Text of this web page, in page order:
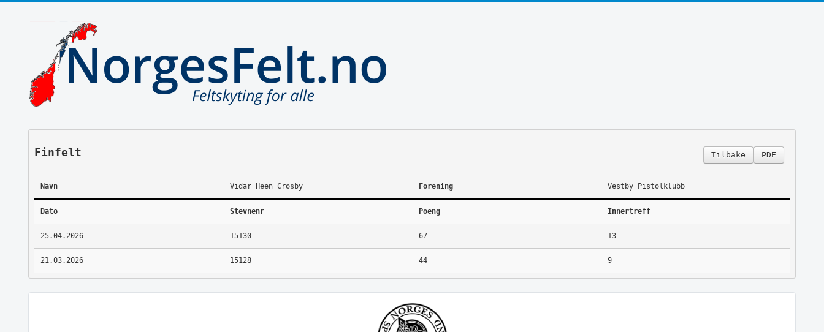
PDF
Tilbake
Finfelt
Navn Vidar Heen Crosby Forening Vestby Pistolklubb
Dato Stevnenr Poeng Innertreff
25.04.2026 15130 67 13
21.03.2026 15128 44 9